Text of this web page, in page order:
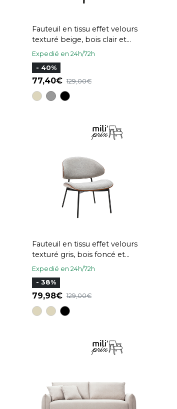
Fauteuil en tissu effet velours
texturé beige, bois clair et
métal noir FABULO
Expedié en 24h/72h
- 40%
77,40 129,00
Fauteuil en tissu effet velours
texturé gris, bois foncé et
métal noir FABULO
Expedié en 24h/72h
- 38%
79,98 129,00